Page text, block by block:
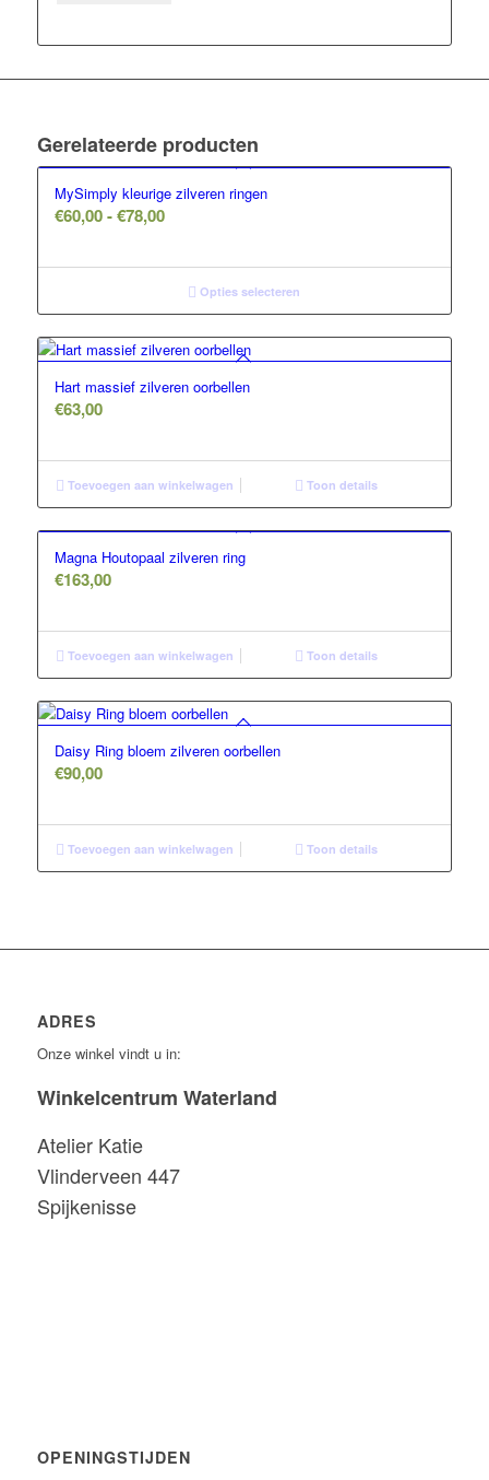
Gerelateerde producten
MySimply kleurige zilveren ringen
€60,00 - €78,00Prijsklasse:
tot
€78,00Opties selecteren
Hart massief zilveren oorbellen
€63,00
Toevoegen aan winkelwagen Toon details
Magna Houtopaal zilveren ring
€163,00
Toevoegen aan winkelwagen Toon details
Daisy Ring bloem zilveren oorbellen
€90,00
Toevoegen aan winkelwagen Toon details
ADRES
Onze winkel vindt u in:
Winkelcentrum Waterland
Atelier Katie
Vlinderveen 447
Spijkenisse
OPENINGSTIJDEN